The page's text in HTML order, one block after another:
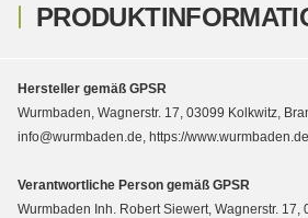
Hersteller gemäß GPSR
Wurmbaden, Wagnerstr. 17, 03099 Kolkwitz,
info@wurmbaden.de, https://www.wurmbaden.de
Verantwortliche Person gemäß GPSR
Wurmbaden Inh. Robert Siewert, Wagnerstr. 17,